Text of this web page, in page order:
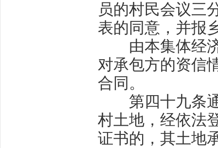
员的村民会议三
表的同意，并报
由本集体经济
对承包方的资信
合同。
第四十九条
村土地，经依法
证书的，其土地